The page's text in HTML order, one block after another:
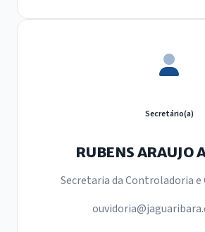
Secretário(a)
RUBENS ARAUJO
Secretaria da Controladoria e